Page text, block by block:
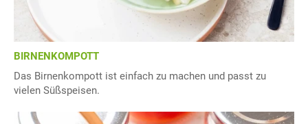
BIRNENKOMPOTT
Das Birnenkompott ist einfach zu machen und passt zu
vielen Süßspeisen.